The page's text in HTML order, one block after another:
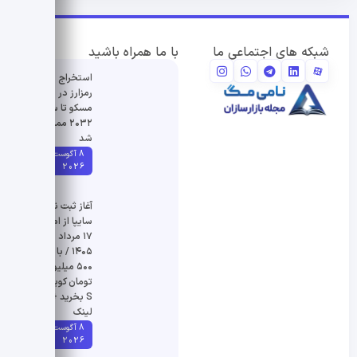
شبکه های اجتماعی ما با ما همراه باشید
استخراج
رمزارز در
مسکو تا سال
۲۰۳۲ ممنوع
شد
8 آگوست
2026
آغاز ثبت نام
سایپا از امروز
۱۷ مرداد
۱۴۰۵ / با
۵۰۰ میلیون
تومان کوییک
S بخرید +
لینک
8 آگوست
2026